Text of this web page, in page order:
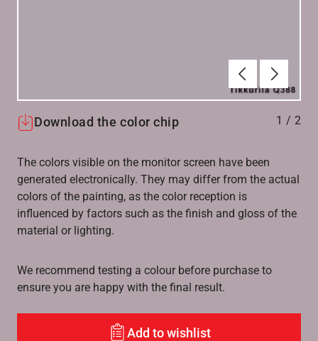
Föregående
Nästa
Download the color chip 1 / 2
The colors visible on the monitor screen have been
generated electronically. They may differ from the actual
colors of the painting, as the color reception is
influenced by factors such as the finish and gloss of the
material or lighting.
We recommend testing a colour before purchase to
ensure you are happy with the final result.
Add to wishlist